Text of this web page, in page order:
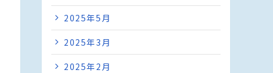
2025年5月
2025年3月
2025年2月